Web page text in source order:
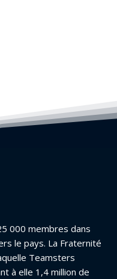
000 membres dans
le pays. La Fraternité
Teamsters
à elle 1,4 million de